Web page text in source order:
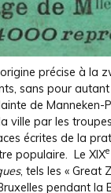
précise à la
sans pour
de
ville par les
écrites de la
populaire. Le XIXe
, tels les « Great
pendant la